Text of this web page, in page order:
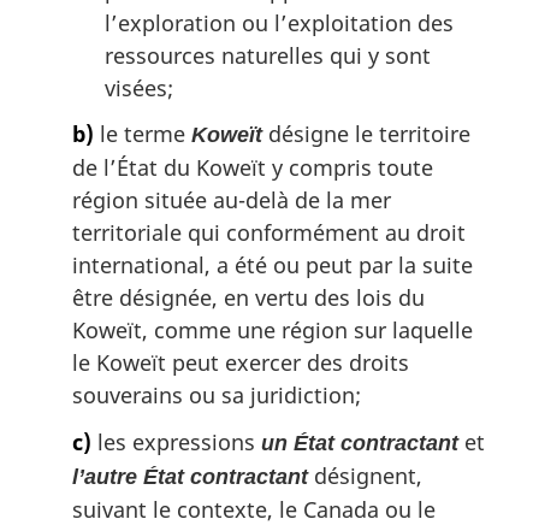
l’exploration ou l’exploitation des
ressources naturelles qui y sont
visées;
b) le terme Koweïtdésigne le territoire
de l’État du Koweït y compris toute
région située au-delà de la mer
territoriale qui conformément au droit
international, a été ou peut par la suite
être désignée, en vertu des lois du
Koweït, comme une région sur laquelle
le Koweït peut exercer des droits
souverains ou sa juridiction;
c) les expressions un État contractantet
l’autre État contractantdésignent,
suivant le contexte, le Canada ou le